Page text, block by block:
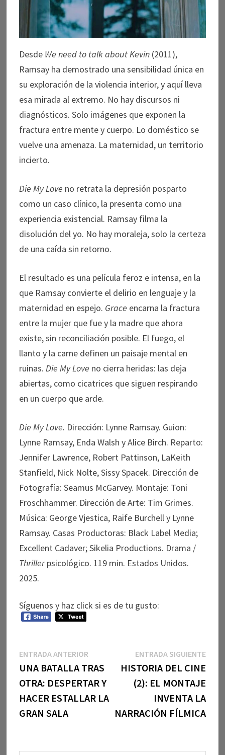
Desde We need to talk about Kevin (2011),
Ramsay ha demostrado una sensibilidad única en
su exploración de la violencia interior, y aquí lleva
esa mirada al extremo. No hay discursos ni
diagnósticos. Solo imágenes que exponen la
fractura entre mente y cuerpo. Lo doméstico se
vuelve una amenaza. La maternidad, un territorio
incierto.
Die My Love no retrata la depresión posparto
como un caso clínico, la presenta como una
experiencia existencial. Ramsay filma la
disolución del yo. No hay moraleja, solo la certeza
de una caída sin retorno.
El resultado es una película feroz e intensa, en la
que Ramsay convierte el delirio en lenguaje y la
maternidad en espejo. Grace encarna la fractura
entre la mujer que fue y la madre que ahora
existe, sin reconciliación posible. El fuego, el
llanto y la carne definen un paisaje mental en
ruinas. Die My Love no cierra heridas: las deja
abiertas, como cicatrices que siguen respirando
en un cuerpo que arde.
Die My Love. Dirección: Lynne Ramsay. Guion:
Lynne Ramsay, Enda Walsh y Alice Birch. Reparto:
Jennifer Lawrence, Robert Pattinson, LaKeith
Stanfield, Nick Nolte, Sissy Spacek. Dirección de
Fotografía: Seamus McGarvey. Montaje: Toni
Froschhammer. Dirección de Arte: Tim Grimes.
Música: George Vjestica, Raife Burchell y Lynne
Ramsay. Casas Productoras: Black Label Media;
Excellent Cadaver; Sikelia Productions. Drama /
Thrillerpsicológico. 119 min. Estados Unidos.
2025.
Síguenos y haz click si es de tu gusto:
Navegación
de
entradas
ENTRADA ANTERIOREntrada
anterior:
UNA BATALLA TRAS
OTRA: DESPERTAR Y
HACER ESTALLAR LA
GRAN SALA
ENTRADA SIGUIENTE
HISTORIA DEL CINE
(2): EL MONTAJE
INVENTA LA
NARRACIÓN FÍLMICA